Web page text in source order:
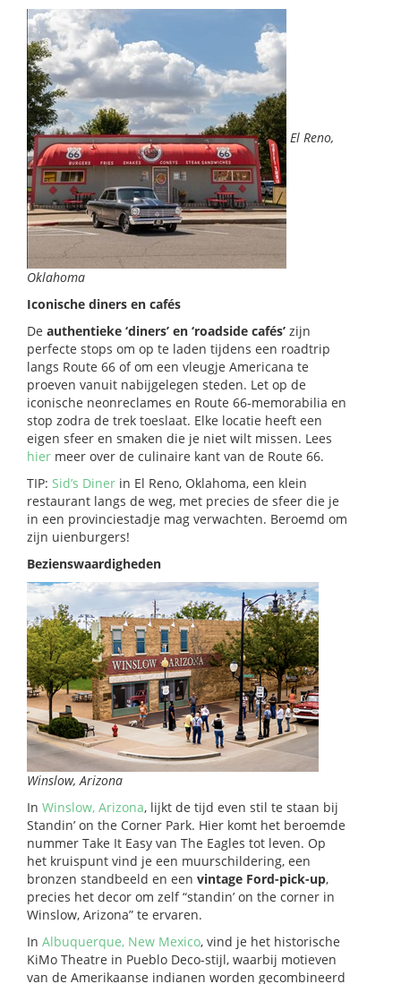
El Reno,
Oklahoma
Iconische diners en cafés
De authentieke ‘diners’ en ‘roadside cafés’ zijn
perfecte stops om op te laden tijdens een roadtrip
langs Route 66 of om een vleugje Americana te
proeven vanuit nabijgelegen steden. Let op de
iconische neonreclames en Route 66-memorabilia en
stop zodra de trek toeslaat. Elke locatie heeft een
eigen sfeer en smaken die je niet wilt missen. Lees
hier meer over de culinaire kant van de Route 66.
TIP: Sid’s Diner in El Reno, Oklahoma, een klein
restaurant langs de weg, met precies de sfeer die je
in een provinciestadje mag verwachten. Beroemd om
zijn uienburgers!
Bezienswaardigheden
Winslow, Arizona
In Winslow, Arizona, lijkt de tijd even stil te staan bij
Standin’ on the Corner Park. Hier komt het beroemde
nummer Take It Easy van The Eagles tot leven. Op
het kruispunt vind je een muurschildering, een
bronzen standbeeld en een vintage Ford-pick-up,
precies het decor om zelf “standin’ on the corner in
Winslow, Arizona” te ervaren.
In Albuquerque, New Mexico, vind je het historische
KiMo Theatre in Pueblo Deco-stijl, waarbij motieven
van de Amerikaanse indianen worden gecombineerd